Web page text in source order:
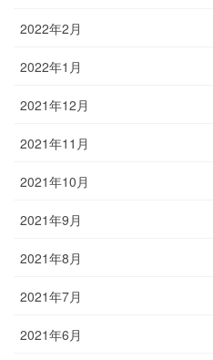
2022年2月
2022年1月
2021年12月
2021年11月
2021年10月
2021年9月
2021年8月
2021年7月
2021年6月